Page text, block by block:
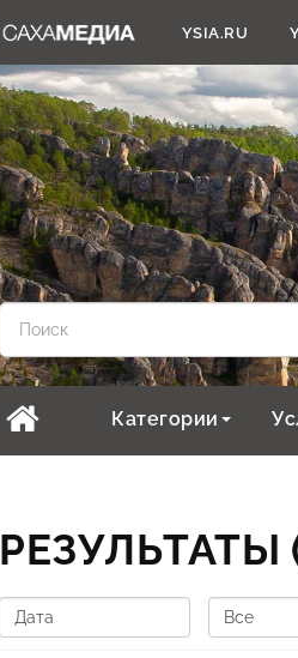
YSIA.RU
Категории
РЕЗУЛЬТАТЫ